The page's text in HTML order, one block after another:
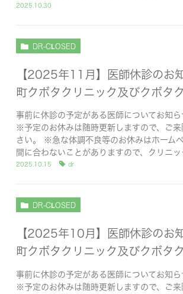
2025.10.30
DR-CLOSED
【2025年11月】医師休診のお
町クボタクリニック及びクボタ
事前に休診の予定がある医師についてお知ら
※予定のお休みは随時更新しますので、ご来
さい。 ※急な体調不良等のお休みはホーム
間に合わないことがありますので、クリニ
2025.10.15 dr
DR-CLOSED
【2025年10月】医師休診のお
町クボタクリニック及びクボタ
事前に休診の予定がある医師についてお知ら
※予定のお休みは随時更新しますので、ご来